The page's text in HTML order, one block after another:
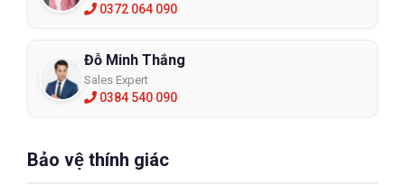
0372 064 090
Đỗ Minh Thắng
Sales Expert
0384 540 090
Bảo vệ thính giác